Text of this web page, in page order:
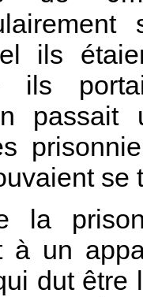
ils
ils
passait
se
la
à un
dut être